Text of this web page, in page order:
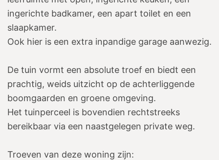
ingerichte badkamer, een apart toilet en een
slaapkamer.
Ook hier is een extra inpandige garage aanwezig.
De tuin vormt een absolute troef en biedt een
prachtig, weids uitzicht op de achterliggende
boomgaarden en groene omgeving.
Het tuinperceel is bovendien rechtstreeks
bereikbaar via een naastgelegen private weg.
Troeven van deze woning zijn: